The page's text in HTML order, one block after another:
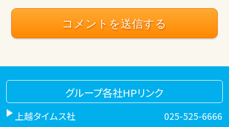
グループ各社HPリンク
上越タイムス社 025-525-6666